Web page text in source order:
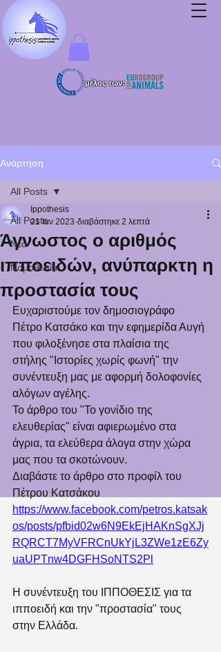
μέλος των:
Ανάρτηση
All Posts
Νέα
Νομοθεσία
All Posts
Άγνωστος ο αριθμός
ιπποειδών, ανύπαρκτη η
προστασία τους
Ippothesis
21 Ιαν 2023 διαβάστηκε 2 λεπτά
Ευχαριστούμε τον δημοσιογράφο
Πέτρο Κατσάκο και την εφημερίδα Αυγή
που φιλοξένησε στα πλαίσια της
στήλης "Ιστορίες χωρίς φωνή" την
συνέντευξη μας με αφορμή δολοφονίες
αλόγων αγέλης.
Το άρθρο του "Το γονίδιο της
ελευθερίας" είναι αφιερωμένο στα
άγρια, τα ελεύθερα άλογα στην χώρα
μας που τα σκοτώνουν.
Διαβάστε το άρθρο στο προφίλ του
Πέτρου Κατσάκου
https://www.facebook.com/petros.katsak
os/posts/pfbid02w6N9EkEjHAKnSgXJj
RQRCT7MyVFRCnUkYjL3ZWe1zE6Zy
uaUPTnw4DGFHSoNTS2Pl
Η συνέντευξη του ΙΠΠΟΘΕΣΙΣ για τα
ιπποειδή και την "προστασία" τους
στην Ελλάδα.